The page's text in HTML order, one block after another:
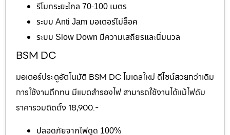
รีโมทระยะไกล 70-100 เมตร
ระบบ Anti Jam มอเตอร์ไม่ล็อค
ระบบ Slow Down มีความเสถียรและนิ่มนวล
BSM DC
มอเตอร์ประตูอัตโนมัติ BSM DC โมเดลใหม่ ดีไซน์สวยกว่าเดิม
การใช้งานถึกทน มีแบตสำรองไฟ สามารถใช้งานได้แม้ไฟดับ
ราคารวมติดตั้ง 18,900.-
ปลอดภัยจากไฟดูด 100%